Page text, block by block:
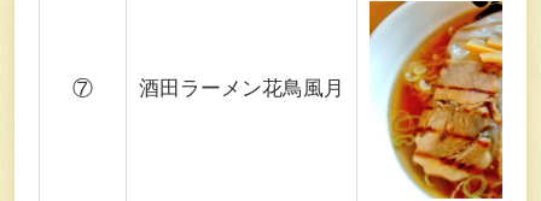
⑦ 酒田ラーメン花鳥風月